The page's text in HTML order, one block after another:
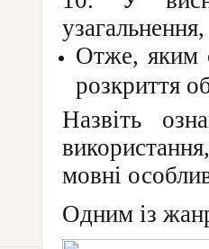
Отже, яким
розкриття
Назвіть
мовні
Одним із